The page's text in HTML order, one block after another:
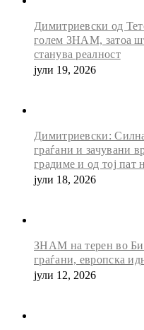
Димитриевски од
голем ЗНАМ, затоа
станува реалност
јули 19, 2026
Димитриевски:
граѓани и зачувани
градиме и од тој пат
јули 18, 2026
ЗНАМ на терен во
граѓани, европска
јули 12, 2026